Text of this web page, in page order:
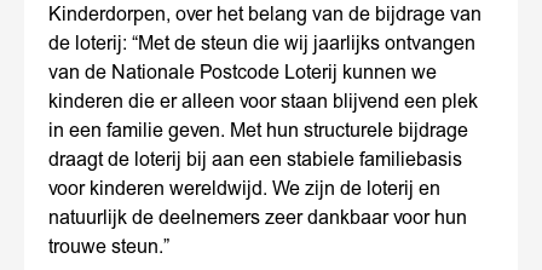
Kinderdorpen, over het belang van de bijdrage van
de loterij: “Met de steun die wij jaarlijks ontvangen
van de Nationale Postcode Loterij kunnen we
kinderen die er alleen voor staan blijvend een plek
in een familie geven. Met hun structurele bijdrage
draagt de loterij bij aan een stabiele familiebasis
voor kinderen wereldwijd. We zijn de loterij en
natuurlijk de deelnemers zeer dankbaar voor hun
trouwe steun.”